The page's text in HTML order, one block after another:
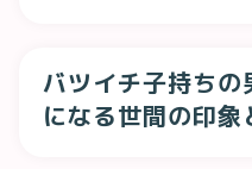
バツイチ子持ち
になる世間の印